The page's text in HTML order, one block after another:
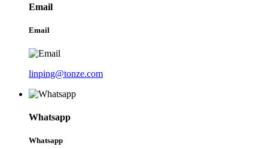
Email
Email
linping@tonze.com
Whatsapp
Whatsapp